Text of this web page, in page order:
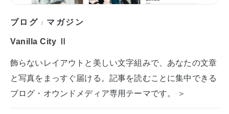
ブログ / マガジン
Vanilla City Ⅱ
飾らないレイアウトと美しい文字組みで、あなたの文章
と写真をまっすぐ届ける。記事を読むことに集中できる
ブログ・オウンドメディア専用テーマです。 ＞